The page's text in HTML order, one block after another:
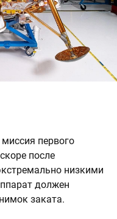
первого
после
низкими
должен
заката.